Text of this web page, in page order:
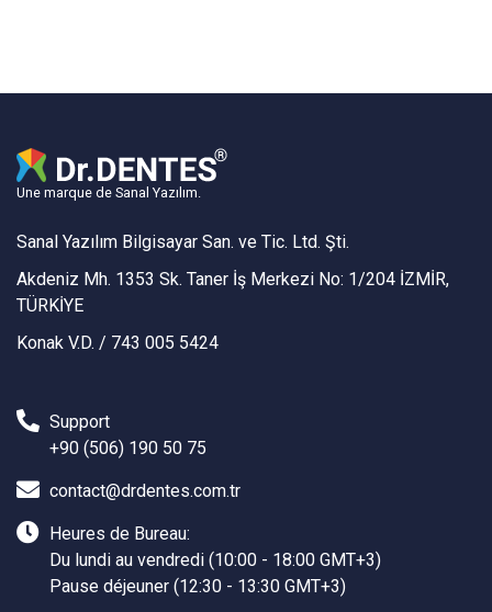
Une marque de Sanal Yazılım.
Sanal Yazılım Bilgisayar San. ve Tic. Ltd. Şti.
Akdeniz Mh. 1353 Sk. Taner İş Merkezi No: 1/204 İZMİR,
TÜRKİYE
Konak V.D. / 743 005 5424
Support
+90 (506) 190 50 75
contact@drdentes.com.tr
Heures de Bureau:
Du lundi au vendredi (10:00 - 18:00 GMT+3)
Pause déjeuner (12:30 - 13:30 GMT+3)